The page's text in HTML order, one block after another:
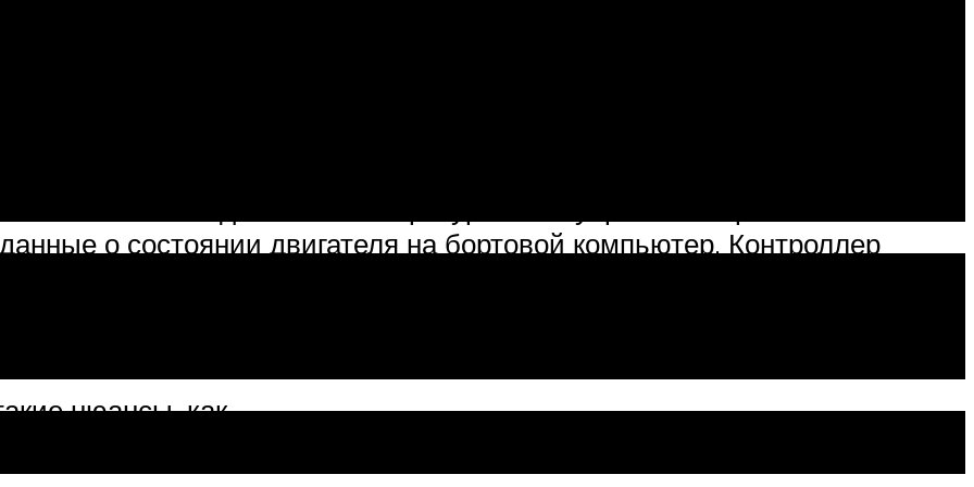
с контроллером уровня теплоносителя. В то время как первый
чиллера, второй используется для управления объемом
показаниям датчика температуры блок управления распознает
о состоянии двигателя на бортовой компьютер. Контроллер
его перегрев и оптимальную рабочую температуру ДВС. Импульсы,
работоспособность системы управления двигателем
нюансы, как